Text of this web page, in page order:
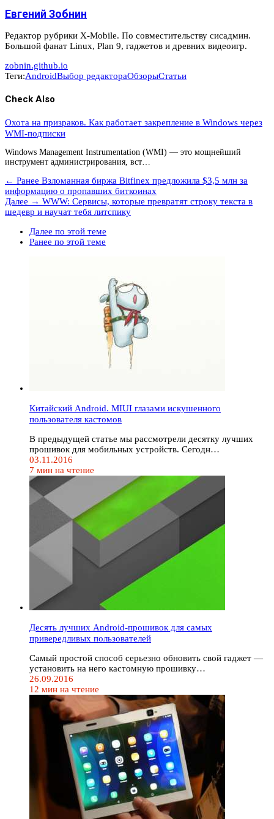
Евгений Зобнин
Редактор рубрики X-Mobile. По совместительству сисадмин.
Большой фанат Linux, Plan 9, гаджетов и древних видеоигр.
zobnin.github.io
Теги:AndroidВыбор редактораОбзорыСтатьи
Check Also
Охота на призраков. Как работает закрепление в Windows через
WMI-подписки
Windows Management Instrumentation (WMI) — это мощнейший
инструмент администрирования, вст…
← Ранее Взломанная биржа Bitfinex предложила $3,5 млн за
информацию о пропавших биткоинах
Далее → WWW: Сервисы, которые превратят строку текста в
шедевр и научат тебя литспику
Далее по этой теме
Ранее по этой теме
Китайский Android. MIUI глазами искушенного
пользователя кастомов
В предыдущей статье мы рассмотрели десятку лучших
прошивок для мобильных устройств. Сегодн…
03.11.2016
7 мин на чтение
Десять лучших Android-прошивок для самых
привередливых пользователей
Самый простой способ серьезно обновить свой гаджет —
установить на него кастомную прошивку…
26.09.2016
12 мин на чтение